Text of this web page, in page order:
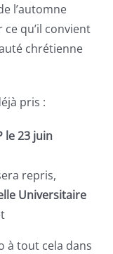
l’automne
qu’il convient
chrétienne
pris :
le 23 juin
repris,
Universitaire
à tout cela dans